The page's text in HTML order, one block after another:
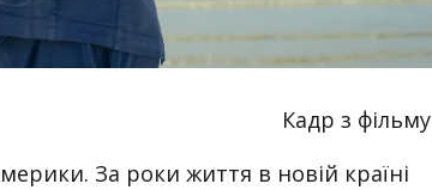
Кадр з фільму
За роки життя в новій країні